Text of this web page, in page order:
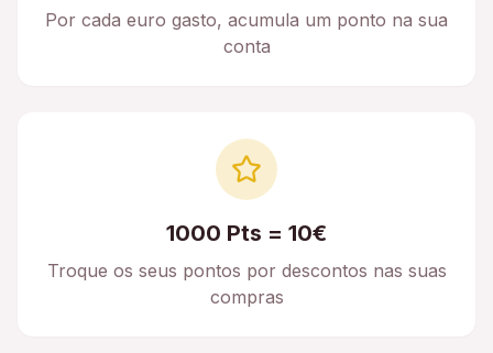
Por cada euro gasto, acumula um ponto na sua
conta
1000 Pts = 10€
Troque os seus pontos por descontos nas suas
compras